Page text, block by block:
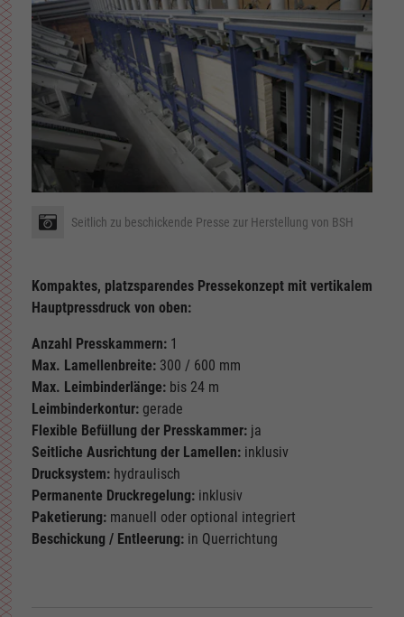
Seitlich zu beschickende Presse zur Herstellung von BSH
Kompaktes, platzsparendes Pressekonzept mit vertikalem
Hauptpressdruck von oben:
Anzahl Presskammern: 1
Max. Lamellenbreite: 300 / 600 mm
Max. Leimbinderlänge:bis 24 m
Leimbinderkontur: gerade
Flexible Befüllung der Presskammer:ja
Seitliche Ausrichtung der Lamellen:inklusiv
Drucksystem:hydraulisch
Permanente Druckregelung:inklusiv
Paketierung: manuell oder optional integriert
Beschickung / Entleerung: in Querrichtung